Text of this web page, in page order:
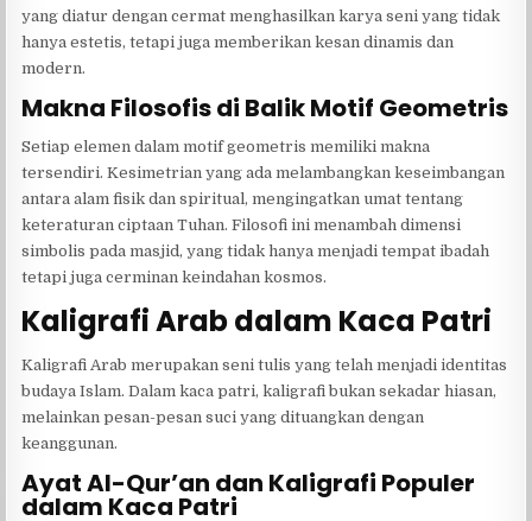
yang diatur dengan cermat menghasilkan karya seni yang tidak
hanya estetis, tetapi juga memberikan kesan dinamis dan
modern.
Makna Filosofis di Balik Motif Geometris
Setiap elemen dalam motif geometris memiliki makna
tersendiri. Kesimetrian yang ada melambangkan keseimbangan
antara alam fisik dan spiritual, mengingatkan umat tentang
keteraturan ciptaan Tuhan. Filosofi ini menambah dimensi
simbolis pada masjid, yang tidak hanya menjadi tempat ibadah
tetapi juga cerminan keindahan kosmos.
Kaligrafi Arab dalam Kaca Patri
Kaligrafi Arab merupakan seni tulis yang telah menjadi identitas
budaya Islam. Dalam kaca patri, kaligrafi bukan sekadar hiasan,
melainkan pesan-pesan suci yang dituangkan dengan
keanggunan.
Ayat Al-Qur’an dan Kaligrafi Populer
dalam Kaca Patri